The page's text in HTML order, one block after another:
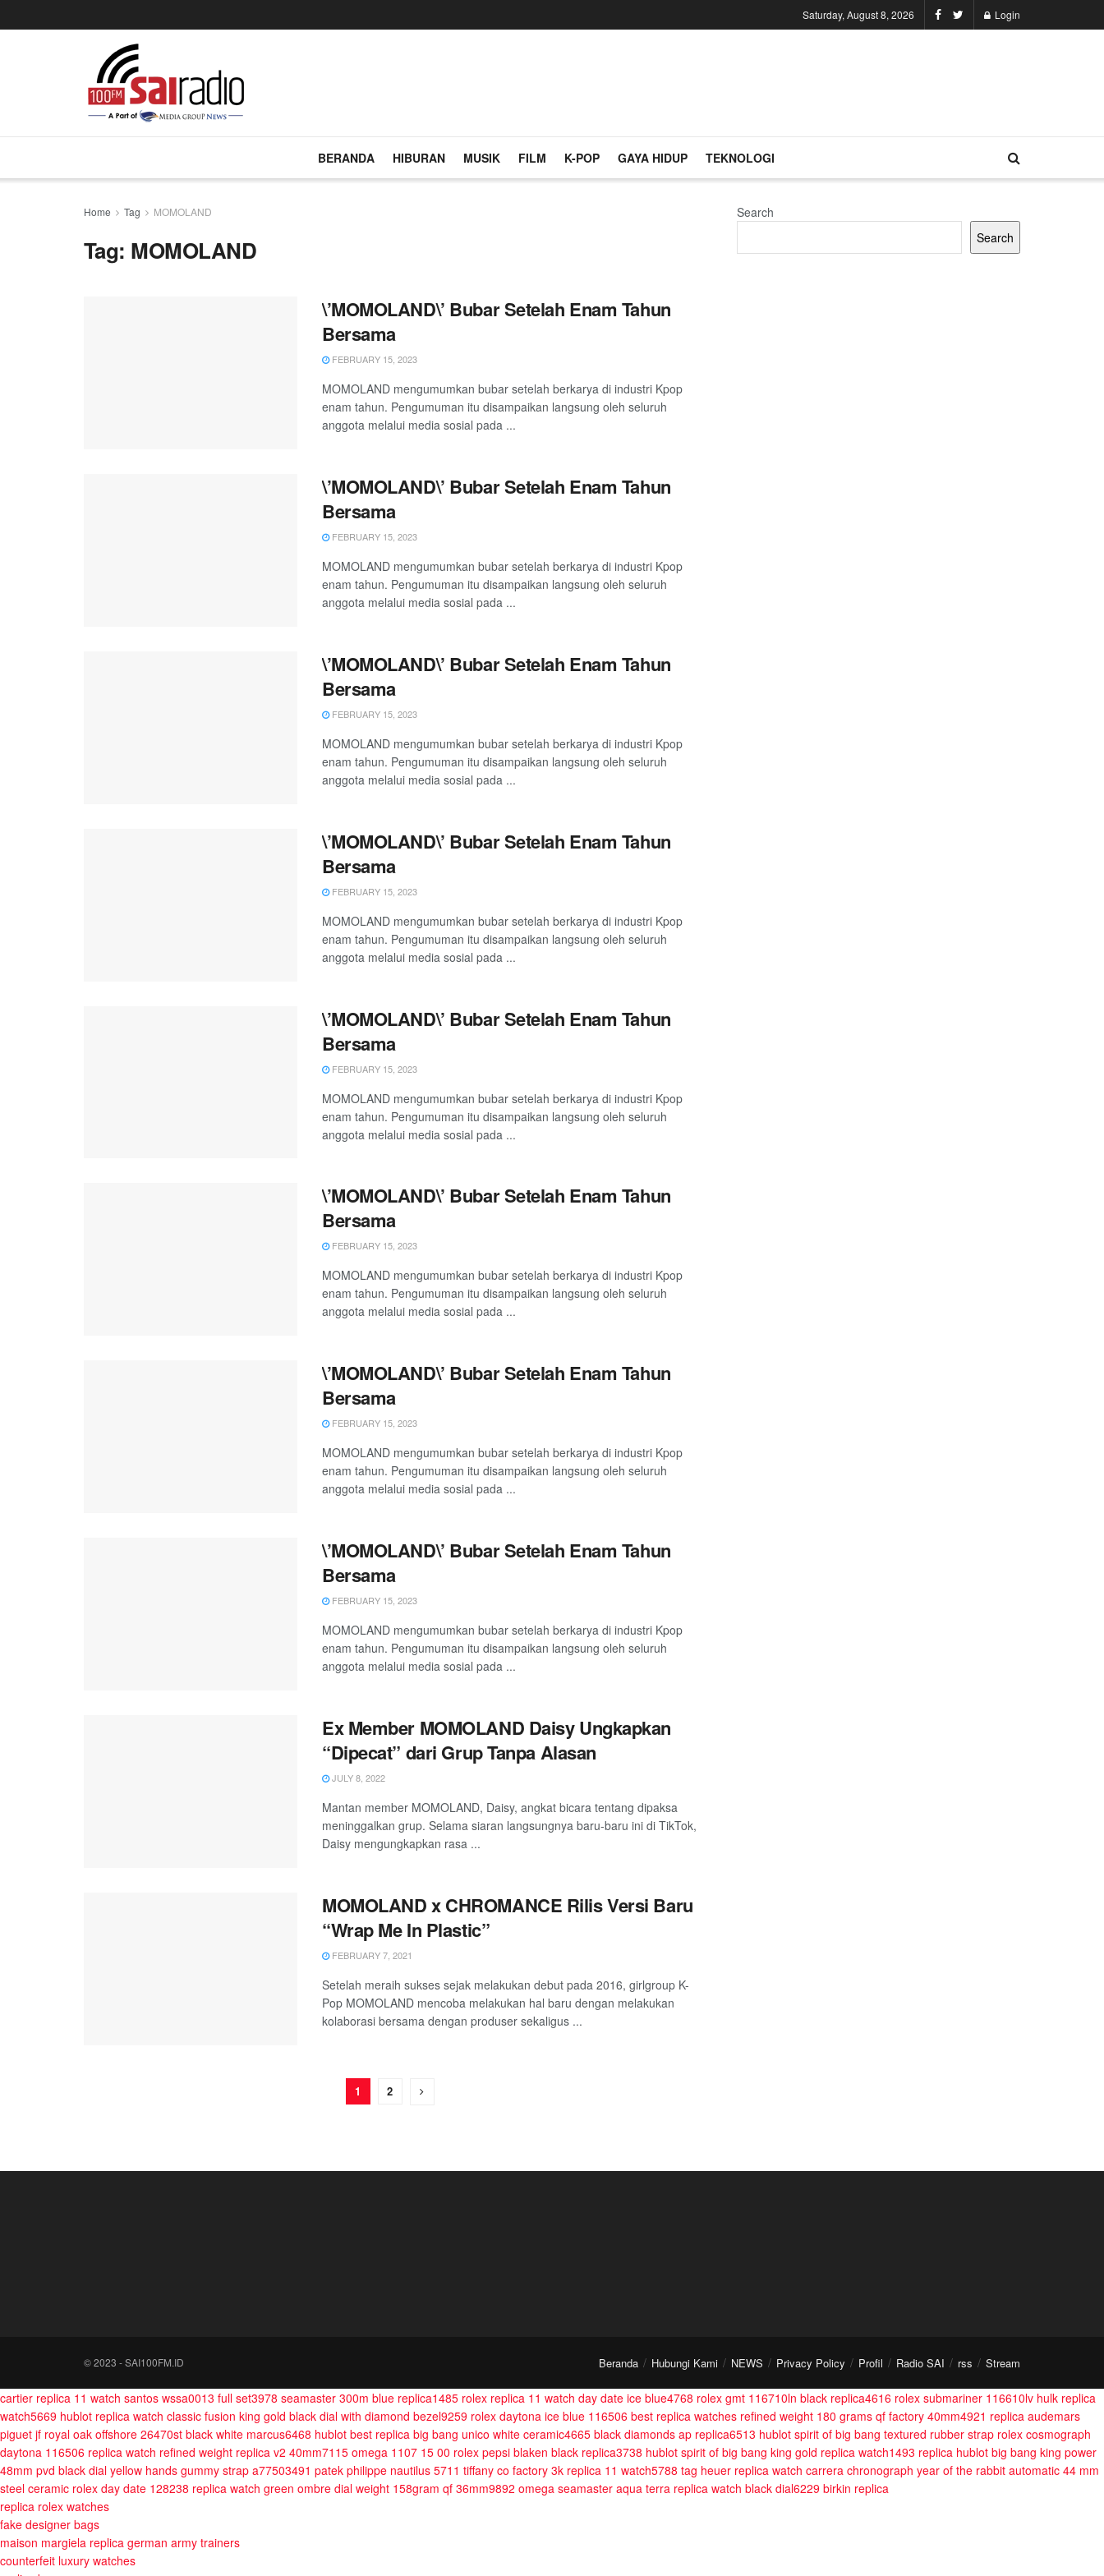
Saturday, August 8, 2026 Login
BERANDA HIBURAN MUSIK FILM K-POP GAYA HIDUP TEKNOLOGI
Home Tag MOMOLAND
Tag: MOMOLAND
\’MOMOLAND\’ Bubar Setelah Enam Tahun
Bersama
FEBRUARY 15, 2023
MOMOLAND mengumumkan bubar setelah berkarya di industri Kpop
enam tahun. Pengumuman itu disampaikan langsung oleh seluruh
anggota melalui media sosial pada ...
\’MOMOLAND\’ Bubar Setelah Enam Tahun
Bersama
FEBRUARY 15, 2023
MOMOLAND mengumumkan bubar setelah berkarya di industri Kpop
enam tahun. Pengumuman itu disampaikan langsung oleh seluruh
anggota melalui media sosial pada ...
\’MOMOLAND\’ Bubar Setelah Enam Tahun
Bersama
FEBRUARY 15, 2023
MOMOLAND mengumumkan bubar setelah berkarya di industri Kpop
enam tahun. Pengumuman itu disampaikan langsung oleh seluruh
anggota melalui media sosial pada ...
\’MOMOLAND\’ Bubar Setelah Enam Tahun
Bersama
FEBRUARY 15, 2023
MOMOLAND mengumumkan bubar setelah berkarya di industri Kpop
enam tahun. Pengumuman itu disampaikan langsung oleh seluruh
anggota melalui media sosial pada ...
\’MOMOLAND\’ Bubar Setelah Enam Tahun
Bersama
FEBRUARY 15, 2023
MOMOLAND mengumumkan bubar setelah berkarya di industri Kpop
enam tahun. Pengumuman itu disampaikan langsung oleh seluruh
anggota melalui media sosial pada ...
\’MOMOLAND\’ Bubar Setelah Enam Tahun
Bersama
FEBRUARY 15, 2023
MOMOLAND mengumumkan bubar setelah berkarya di industri Kpop
enam tahun. Pengumuman itu disampaikan langsung oleh seluruh
anggota melalui media sosial pada ...
\’MOMOLAND\’ Bubar Setelah Enam Tahun
Bersama
FEBRUARY 15, 2023
MOMOLAND mengumumkan bubar setelah berkarya di industri Kpop
enam tahun. Pengumuman itu disampaikan langsung oleh seluruh
anggota melalui media sosial pada ...
\’MOMOLAND\’ Bubar Setelah Enam Tahun
Bersama
FEBRUARY 15, 2023
MOMOLAND mengumumkan bubar setelah berkarya di industri Kpop
enam tahun. Pengumuman itu disampaikan langsung oleh seluruh
anggota melalui media sosial pada ...
Ex Member MOMOLAND Daisy Ungkapkan
“Dipecat” dari Grup Tanpa Alasan
JULY 8, 2022
Mantan member MOMOLAND, Daisy, angkat bicara tentang dipaksa
meninggalkan grup. Selama siaran langsungnya baru-baru ini di TikTok,
Daisy mengungkapkan rasa ...
MOMOLAND x CHROMANCE Rilis Versi Baru
“Wrap Me In Plastic”
FEBRUARY 7, 2021
Setelah meraih sukses sejak melakukan debut pada 2016, girlgroup K-
Pop MOMOLAND mencoba melakukan hal baru dengan melakukan
kolaborasi bersama dengan produser sekaligus ...
1 2
Search
Search
Beranda Hubungi Kami NEWS Privacy Policy Profil Radio SAI rss Stream
© 2023 - SAI100FM.ID
cartier replica 11 watch santos wssa0013 full set3978 seamaster 300m blue replica1485 rolex replica 11 watch day date ice blue4768 rolex gmt 116710ln black replica4616 rolex submariner 116610lv hulk replica
watch5669 hublot replica watch classic fusion king gold black dial with diamond bezel9259 rolex daytona ice blue 116506 best replica watches refined weight 180 grams qf factory 40mm4921 replica audemars
piguet jf royal oak offshore 26470st black white marcus6468 hublot best replica big bang unico white ceramic4665 black diamonds ap replica6513 hublot spirit of big bang textured rubber strap rolex cosmograph
daytona 116506 replica watch refined weight replica v2 40mm7115 omega 1107 15 00 rolex pepsi blaken black replica3738 hublot spirit of big bang king gold replica watch1493 replica hublot big bang king power
48mm pvd black dial yellow hands gummy strap a77503491 patek philippe nautilus 5711 tiffany co factory 3k replica 11 watch5788 tag heuer replica watch carrera chronograph year of the rabbit automatic 44 mm
steel ceramic rolex day date 128238 replica watch green ombre dial weight 158gram qf 36mm9892 omega seamaster aqua terra replica watch black dial6229 birkin replica
replica rolex watches
fake designer bags
maison margiela replica german army trainers
counterfeit luxury watches